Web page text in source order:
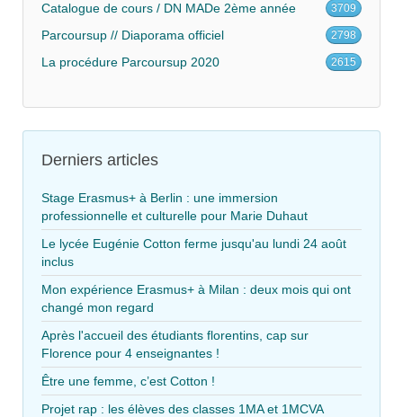
Catalogue de cours / DN MADe 2ème année 3709
Parcoursup // Diaporama officiel 2798
La procédure Parcoursup 2020 2615
Derniers articles
Stage Erasmus+ à Berlin : une immersion
professionnelle et culturelle pour Marie Duhaut
Le lycée Eugénie Cotton ferme jusqu'au lundi 24 août
inclus
Mon expérience Erasmus+ à Milan : deux mois qui ont
changé mon regard
Après l'accueil des étudiants florentins, cap sur
Florence pour 4 enseignantes !
Être une femme, c’est Cotton !
Projet rap : les élèves des classes 1MA et 1MCVA